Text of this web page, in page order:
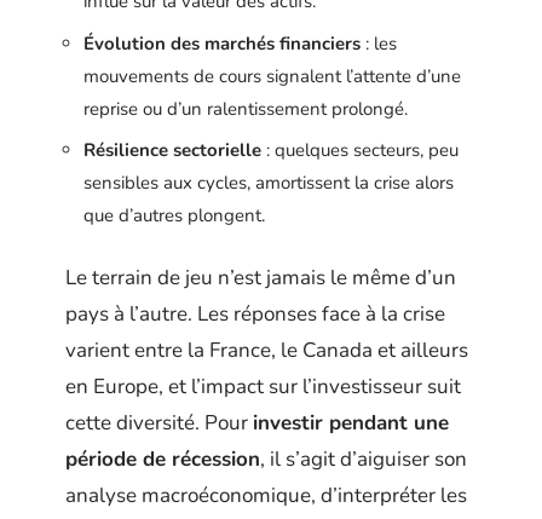
Évolution des marchés financiers : les
mouvements de cours signalent l’attente d’une
reprise ou d’un ralentissement prolongé.
Résilience sectorielle : quelques secteurs, peu
sensibles aux cycles, amortissent la crise alors
que d’autres plongent.
Le terrain de jeu n’est jamais le même d’un
pays à l’autre. Les réponses face à la crise
varient entre la France, le Canada et ailleurs
en Europe, et l’impact sur l’investisseur suit
cette diversité. Pour investir pendant une
période de récession, il s’agit d’aiguiser son
analyse macroéconomique, d’interpréter les